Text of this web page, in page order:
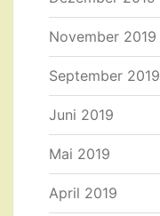
November 2019
September 2019
Juni 2019
Mai 2019
April 2019